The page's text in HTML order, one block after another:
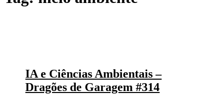
IA e Ciências Ambientais –
Dragões de Garagem #314